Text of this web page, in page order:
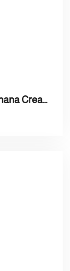
MT / Nitro Tech Whey 4lbs Banana Cream / بروتين واي بنكهة كراميل